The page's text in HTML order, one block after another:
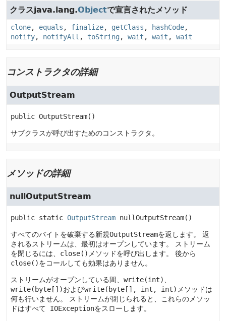
クラスjava.lang.Objectで宣言されたメソッド
clone, equals , finalize, getClass , hashCode,
notify, notifyAll , toString, wait , wait , wait
コンストラクタの詳細
OutputStream
public OutputStream()
サブクラスが呼び出すためのコンストラクタ。
メソッドの詳細
nullOutputStream
public static OutputStream nullOutputStream()
すべてのバイトを破棄する新規OutputStreamを返します。
返
されるストリームは、最初はオープンしています。
ストリーム
を閉じるには、 close() メソッドを呼び出します。
後から
close()をコールしても効果はありません。
ストリームがオープンしている間、 write(int)
write(byte[])およびwrite(byte[], int, int) メソッドは
何も行いません。
ストリームが閉じられると、これらのメソッ
ドはすべて IOExceptionをスローします。